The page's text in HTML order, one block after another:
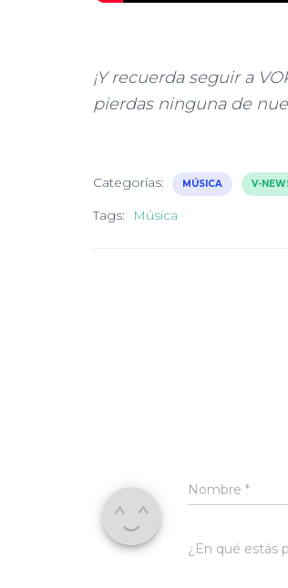
¡Y recuerda seguir a
pierdas ninguna de
Categorías: MÚSICA V-
Tags: Música
Nombre *
¿En qué estás